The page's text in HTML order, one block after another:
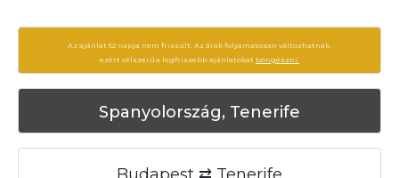
Az ajánlat 52 napja nem frissült. Az árak folyamatosan változhatnak,
ezért célszerű a legfrissebb ajánlatokat böngészni.
Spanyolország, Tenerife